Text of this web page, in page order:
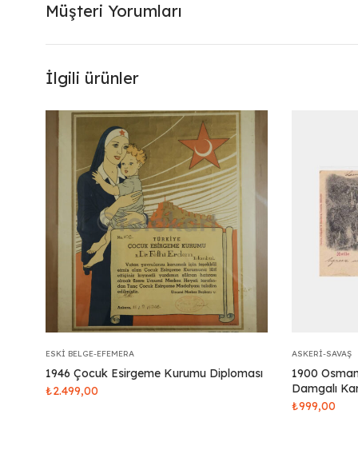
Müşteri Yorumları
İlgili ürünler
ESKI BELGE-EFEMERA
1946 Çocuk Esirgeme Kurumu Diploması
₺2.499,00
ASKERI-SAVAŞ
1900
Damgalı
₺999,00